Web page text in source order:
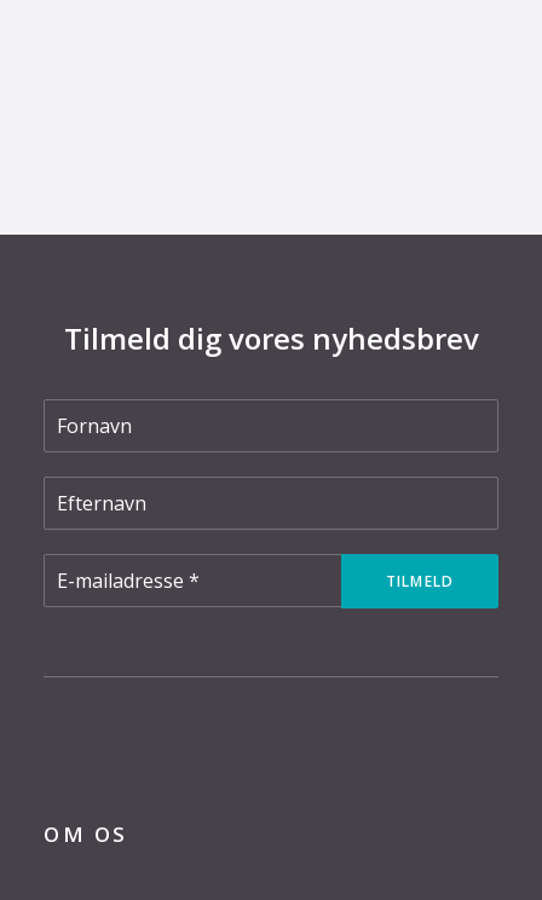
Tilmeld dig vores nyhedsbrev
OM OS